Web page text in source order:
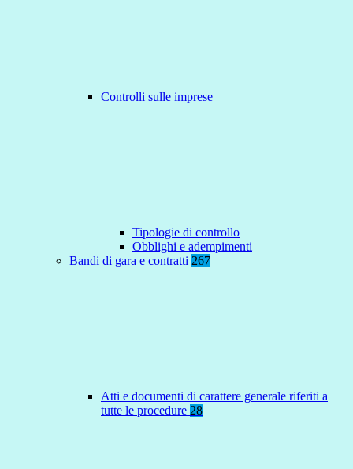
Controlli sulle imprese
Tipologie di controllo
Obblighi e adempimenti
Bandi di gara e contratti 267
Atti e documenti di carattere generale riferiti a
tutte le procedure 28